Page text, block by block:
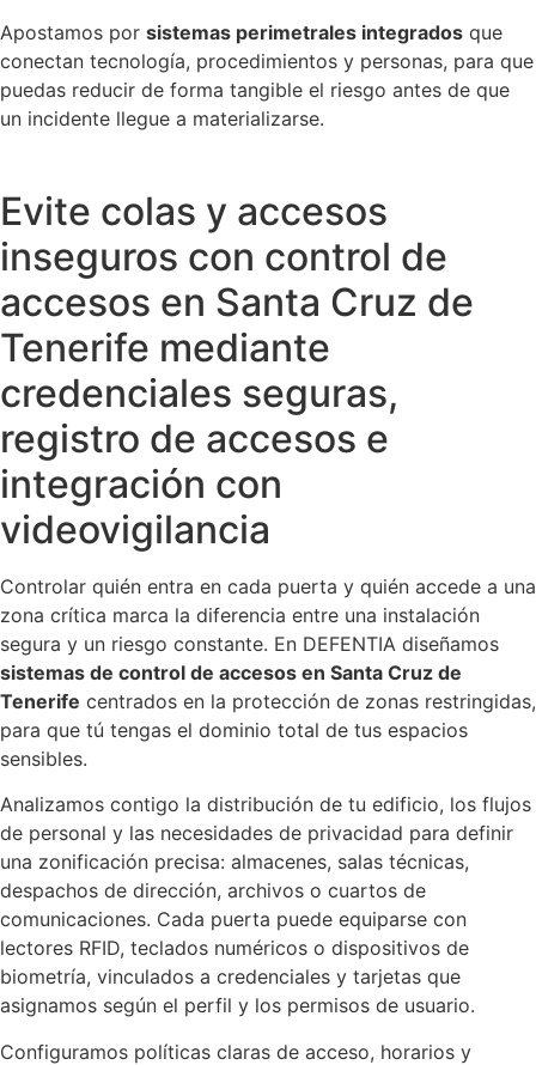
Apostamos por sistemas perimetrales integrados que
conectan tecnología, procedimientos y personas, para que
puedas reducir de forma tangible el riesgo antes de que
un incidente llegue a materializarse.
Evite colas y accesos
inseguros con control de
accesos en Santa Cruz de
Tenerife mediante
credenciales seguras,
registro de accesos e
integración con
videovigilancia
Controlar quién entra en cada puerta y quién accede a una
zona crítica marca la diferencia entre una instalación
segura y un riesgo constante. En DEFENTIA diseñamos
sistemas de control de accesos en Santa Cruz de
Tenerife centrados en la protección de zonas restringidas,
para que tú tengas el dominio total de tus espacios
sensibles.
Analizamos contigo la distribución de tu edificio, los flujos
de personal y las necesidades de privacidad para definir
una zonificación precisa: almacenes, salas técnicas,
despachos de dirección, archivos o cuartos de
comunicaciones. Cada puerta puede equiparse con
lectores RFID, teclados numéricos o dispositivos de
biometría, vinculados a credenciales y tarjetas que
asignamos según el perfil y los permisos de usuario.
Configuramos políticas claras de acceso, horarios y